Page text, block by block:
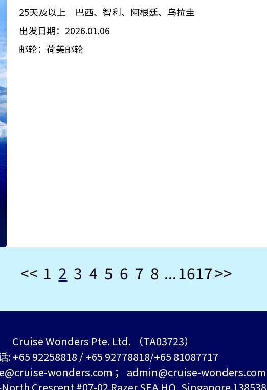
25天及以上｜巴西、智利、阿根廷、乌拉圭
出发日期：2026.01.06
邮轮：荷美邮轮
<< 1 2 3 4 5 6 7 8 ...1617>>
Cruise Wonders Pte. Ltd. （TA03723）
: +65 92258818 / +65 92778818/+65 81087717
wonders.com ； admin@cruise-wonders.com